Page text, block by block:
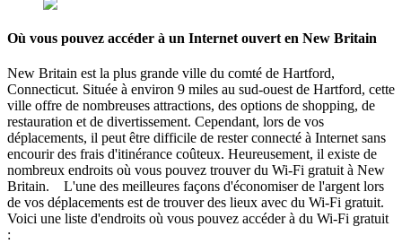
Où vous pouvez accéder à un Internet ouvert en New Britain
New Britain est la plus grande ville du comté de Hartford,
Connecticut. Située à environ 9 miles au sud-ouest de Hartford, cette
ville offre de nombreuses attractions, des options de shopping, de
restauration et de divertissement. Cependant, lors de vos
déplacements, il peut être difficile de rester connecté à Internet sans
encourir des frais d'itinérance coûteux. Heureusement, il existe de
nombreux endroits où vous pouvez trouver du Wi-Fi gratuit à New
Britain. L'une des meilleures façons d'économiser de l'argent lors
de vos déplacements est de trouver des lieux avec du Wi-Fi gratuit.
Voici une liste d'endroits où vous pouvez accéder à du Wi-Fi gratuit
: